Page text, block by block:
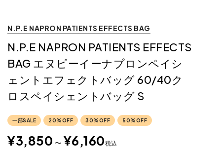
N.P.E NAPRON PATIENTS EFFECTS BAG
N.P.E NAPRON PATIENTS EFFECTS
BAG エヌピーイーナプロンペイシ
ェントエフェクトバッグ 60/40ク
ロスペイシェントバッグ S
一部SALE 20%OFF 30%OFF 50%OFF
¥3,850 〜 ¥6,160税込